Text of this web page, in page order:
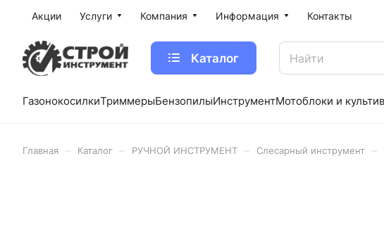
Акции Услуги Компания Информация Контакты
Каталог
ГазонокосилкиТриммерыБензопилыИнструментМотоблоки и
Главная Каталог РУЧНОЙ ИНСТРУМЕНТ Слесарный инструмент